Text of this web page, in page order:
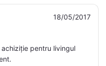
18/05/2017
pentru livingul